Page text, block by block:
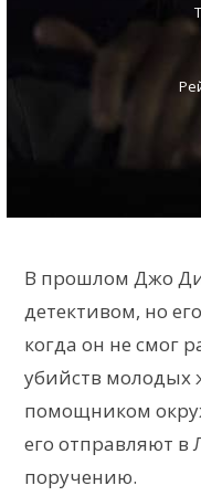
В прошлом Джо
детективом, но
когда он не смог
убийств молодых
помощником
его отправляют в
поручению.